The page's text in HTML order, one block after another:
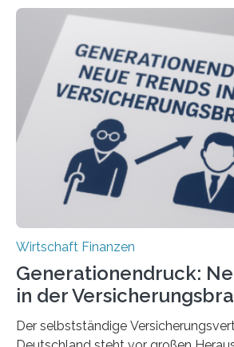
Wirtschaft Finanzen
Generationendruck:
in der
Der selbstständige